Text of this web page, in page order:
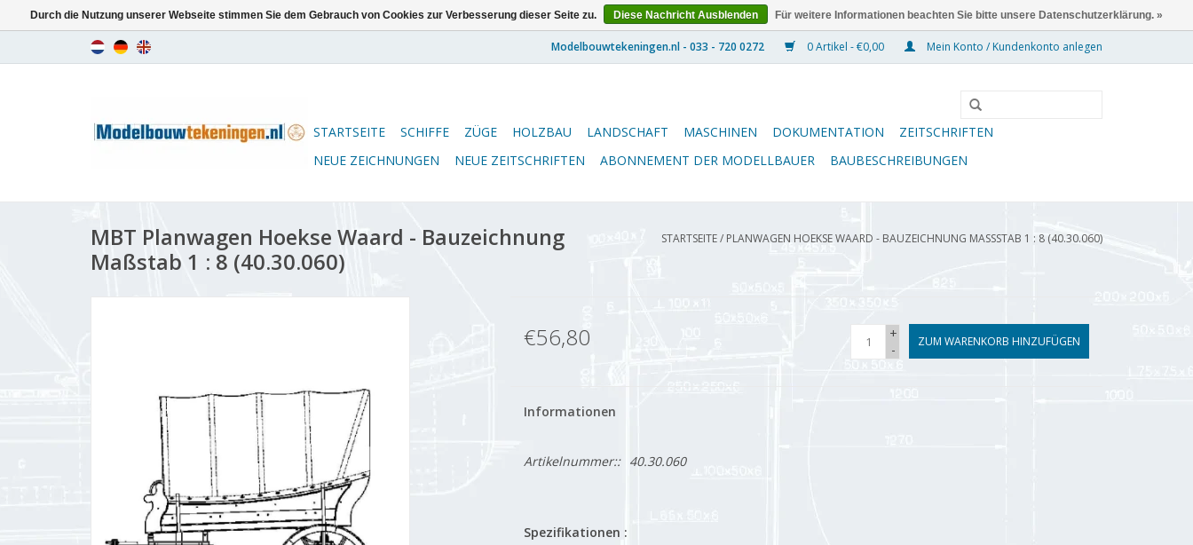
0 Artikel - €0,00 Mein Konto / Kundenkonto anlegen
STARTSEITE SCHIFFE ZÜGE HOLZBAU LANDSCHAFT MASCHINEN DOKUMENTATION
ZEITSCHRIFTEN
NEUE ZEICHNUNGEN
NEUE ZEITSCHRIFTEN ABONNEMENT DER MODELLBAUER BAUBESCHREIBUNGEN
MBT Planwagen Hoekse Waard - Bauzeichnung
Maßstab 1 : 8 (40.30.060)
STARTSEITE/ PLANWAGEN HOEKSE WAARD - BAUZEICHNUNG MASSSTAB 1 : 8 (40.30.060)
€56,80
+
-
ZUM WARENKORB HINZUFÜGEN
Informationen
Artikelnummer:: 40.30.060
Spezifikationen :
Durch die Nutzung unserer Webseite stimmen Sie dem Gebrauch von Cookies zur Verbesserung dieser Seite zu. Diese Nachricht Ausblenden Für weitere Informationen beachten Sie bitte unsere Datenschutzerklärung. »